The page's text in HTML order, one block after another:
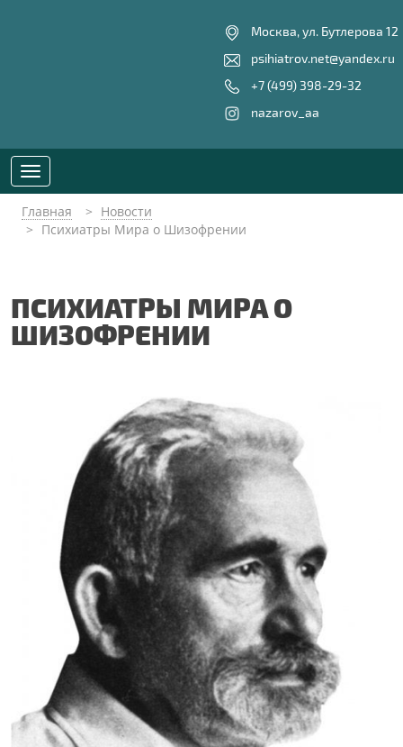
Москва, ул. Бутлерова 12
psihiatrov.net@yandex.ru
+7 (499) 398-29-32
nazarov_aa
Toggle
navigation
Главная
Новости
Психиатры Мира о Шизофрении
ПСИХИАТРЫ МИРА О
ШИЗОФРЕНИИ